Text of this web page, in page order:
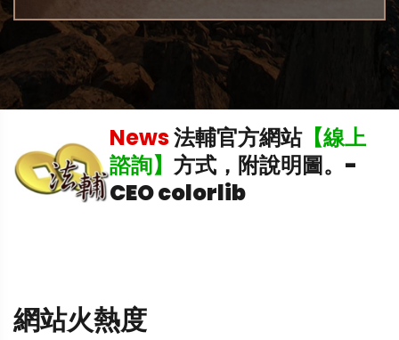
News法輔官方網站【線上
諮詢】 方式，附說明圖。 -
CEO colorlib
網站火熱度